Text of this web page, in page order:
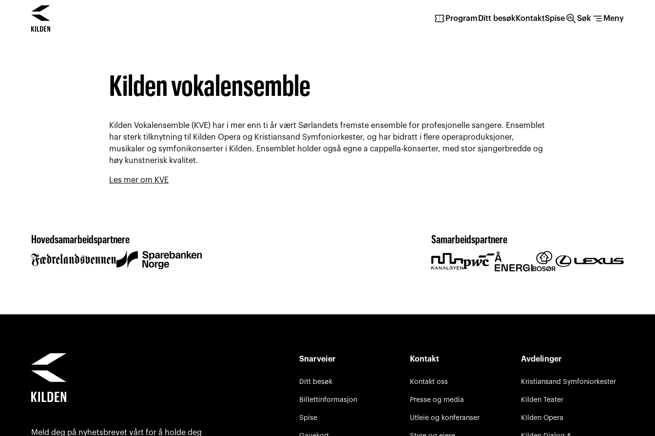
confirmation_number Program Ditt besøkKontaktSpisesearch_insightsSøk segment Meny
Kilden vokalensemble
Kilden Vokalensemble (KVE) har i mer enn ti år vært Sørlandets fremste ensemble for profesjonelle sangere. Ensemblet
har sterk tilknytning til Kilden Opera og Kristiansand Symfoniorkester, og har bidratt i flere operaproduksjoner,
musikaler og symfonikonserter i Kilden. Ensemblet holder også egne a cappella-konserter, med stor sjangerbredde og
høy kunstnerisk kvalitet.
Les mer om KVE
Hovedsamarbeidspartnere Samarbeidspartnere
Meld deg på nyhetsbrevet vårt for å holde deg
Snarveier
Ditt besøk
Billettinformasjon
Spise
Kontakt
Kontakt oss
Presse og media
Utleie og konferanser
Avdelinger
Kristiansand Symfoniorkester
Kilden Teater
Kilden Opera